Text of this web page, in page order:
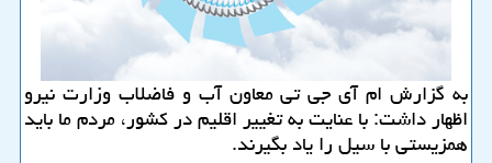
به گزارش ام آی جی تی معاون آب و فاضلاب وزارت نیرو
اظهار داشت: با عنایت به تغییر اقلیم در كشور، مردم ما باید
همزیستی با سیل را یاد بگیرند.